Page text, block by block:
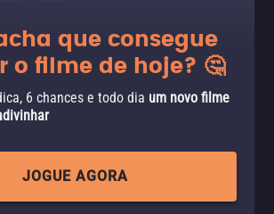
que consegue
o filme de hoje? 🤔
6 chances e todo dia um novo filme
JOGUE AGORA